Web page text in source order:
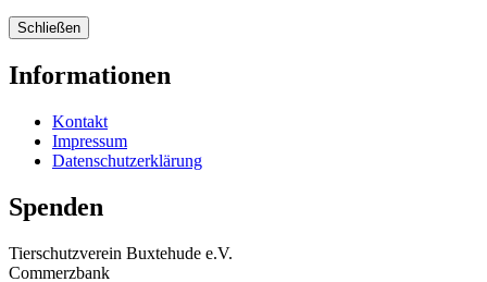
Schließen
Informationen
Kontakt
Impressum
Datenschutzerklärung
Spenden
Tierschutzverein Buxtehude e.V.
Commerzbank